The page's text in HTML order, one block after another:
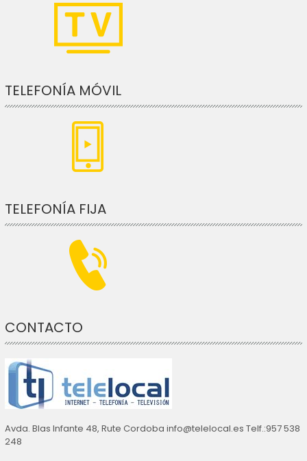
TELEFONÍA MÓVIL
TELEFONÍA FIJA
CONTACTO
Avda. Blas Infante 48, Rute Cordoba info@telelocal.es Telf.:957 538
248